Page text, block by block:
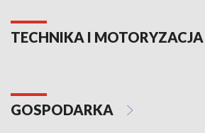
TECHNIKA I MOTORYZACJA
GOSPODARKA